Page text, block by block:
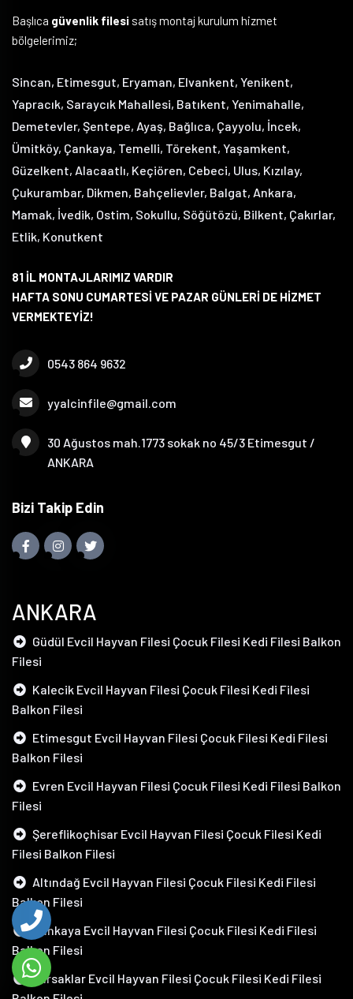
Başlıca güvenlik filesi satış montaj kurulum hizmet
bölgelerimiz;
Sincan, Etimesgut, Eryaman, Elvankent, Yenikent,
Yapracık, Saraycık Mahallesi, Batıkent, Yenimahalle,
Demetevler, Şentepe, Ayaş, Bağlıca, Çayyolu, İncek,
Ümitköy, Çankaya, Temelli, Törekent, Yaşamkent,
Güzelkent, Alacaatlı, Keçiören, Cebeci, Ulus, Kızılay,
Çukurambar, Dikmen, Bahçelievler, Balgat, Ankara,
Mamak, İvedik, Ostim, Sokullu, Söğütözü, Bilkent, Çakırlar,
Etlik, Konutkent
81 İL MONTAJLARIMIZ VARDIR
HAFTA SONU CUMARTESİ VE PAZAR GÜNLERİ DE HİZMET
VERMEKTEYİZ!
0543 864 9632
yyalcinfile@gmail.com
30 Ağustos mah.1773 sokak no 45/3 Etimesgut /
ANKARA
Bizi Takip Edin
ANKARA
Güdül Evcil Hayvan Filesi Çocuk Filesi Kedi Filesi Balkon
Filesi
Kalecik Evcil Hayvan Filesi Çocuk Filesi Kedi Filesi
Balkon Filesi
Etimesgut Evcil Hayvan Filesi Çocuk Filesi Kedi Filesi
Balkon Filesi
Evren Evcil Hayvan Filesi Çocuk Filesi Kedi Filesi Balkon
Filesi
Şereflikoçhisar Evcil Hayvan Filesi Çocuk Filesi Kedi
Filesi Balkon Filesi
Altındağ Evcil Hayvan Filesi Çocuk Filesi Kedi Filesi
Balkon Filesi
Çankaya Evcil Hayvan Filesi Çocuk Filesi Kedi Filesi
Balkon Filesi
Pursaklar Evcil Hayvan Filesi Çocuk Filesi Kedi Filesi